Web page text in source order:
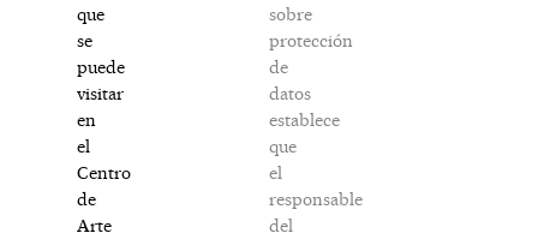
que
se
puede
visitar
en
el
Centro
de
Arte
sobre
protección
de
datos
establece
que
el
responsable
del